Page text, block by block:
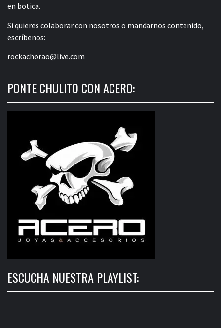
en botica.
Si quieres colaborar con nosotros o mandarnos contenido,
escríbenos:
rockachorao@live.com
PONTE CHULITO CON ACERO:
ESCUCHA NUESTRA PLAYLIST: